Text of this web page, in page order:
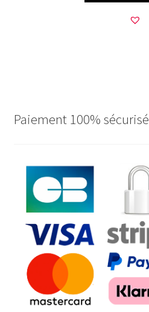
Paiement 100% sécurisé